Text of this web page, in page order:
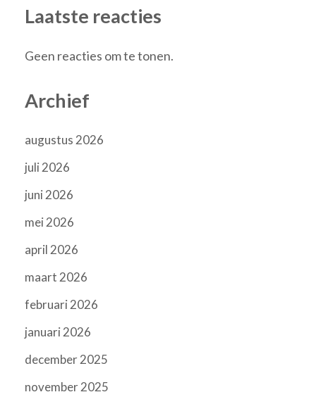
Laatste reacties
Geen reacties om te tonen.
Archief
augustus 2026
juli 2026
juni 2026
mei 2026
april 2026
maart 2026
februari 2026
januari 2026
december 2025
november 2025